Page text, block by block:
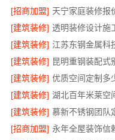
[招商加盟] 天宁家庭装修报
[建筑装修]
[建筑装修] 江苏东钢金属科
[建筑装修]
[建筑装修] 优质空间定制多
[建筑装修]
[建筑装修] 慕新不锈钢团队
[招商加盟] 永年全屋装饰信